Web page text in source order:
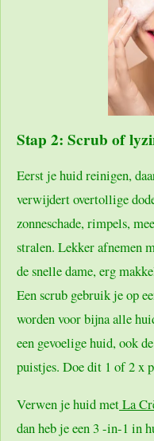
Stap 2: Scrub of
Eerst je huid reinigen,
verwijdert overtollige
zonneschade, rimpels,
stralen. Lekker afnemen
de snelle dame, erg
Een scrub gebruik je op
worden voor bijna alle
een gevoelige huid, ook
puistjes. Doe dit 1 of 2 x
Verwen je huid metLa
dan heb je een 3 -in-1 in